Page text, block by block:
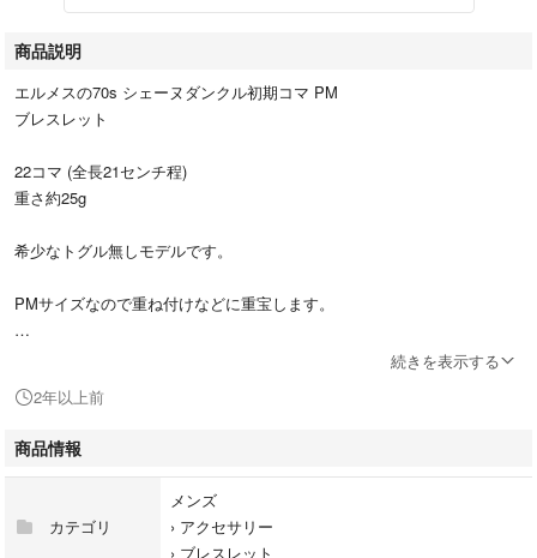
商品説明
エルメスの70s シェーヌダンクル初期コマ PM
ブレスレット
22コマ (全長21センチ程)
重さ約25g
希少なトグル無しモデルです。
PMサイズなので重ね付けなどに重宝します。
続きを表示する
2年以上前
商品情報
カテゴリ
メンズ
› アクセサリー
› ブレスレット